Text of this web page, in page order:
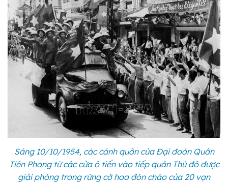
Sáng 10/10/1954, các cánh quân của Đại đoàn Quân
Tiên Phong từ các cửa ô tiến vào tiếp quản Thủ đô được
giải phóng trong rừng cờ hoa đón chào của 20 vạn